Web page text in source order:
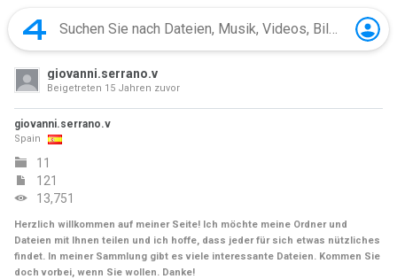
giovanni.serrano.v
Beigetreten 15 Jahren zuvor
giovanni.serrano.v
Spain
11
121
13,751
Herzlich willkommen auf meiner Seite! Ich möchte meine Ordner und
Dateien mit Ihnen teilen und ich hoffe, dass jeder für sich etwas nützliches
findet. In meiner Sammlung gibt es viele interessante Dateien. Kommen Sie
doch vorbei, wenn Sie wollen. Danke!